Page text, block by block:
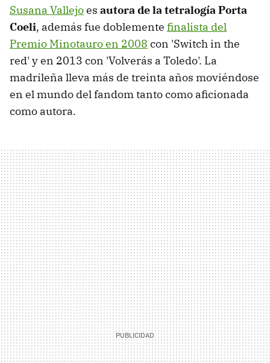
Susana Vallejoes autora de la tetralogía Porta
Coeli, además fue doblemente finalista del
Premio Minotauro en 2008 con 'Switch in the
red' y en 2013 con 'Volverás a Toledo'. La
madrileña lleva más de treinta años moviéndose
en el mundo del fandom tanto como aficionada
como autora.